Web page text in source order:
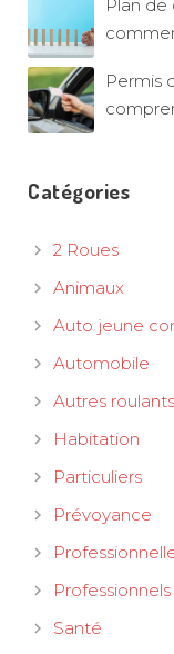
Plan de
Permis
Catégories
2 Roues
Animaux
Auto jeune
Automobile
Autres roulants
Habitation
Particuliers
Prévoyance
Professionnels
Santé